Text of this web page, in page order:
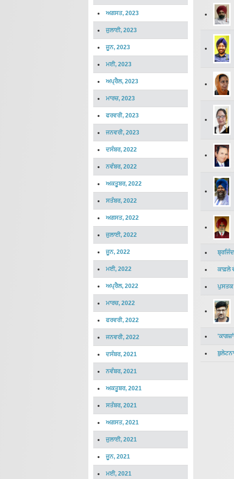
ਅਗਸਤ, 2023
ਜੁਲਾਈ, 2023
ਜੂਨ, 2023
ਮਈ, 2023
ਅਪ੍ਰੈਲ, 2023
ਮਾਰਚ, 2023
ਫਰਵਰੀ, 2023
ਜਨਵਰੀ, 2023
ਦਸੰਬਰ, 2022
ਨਵੰਬਰ, 2022
ਅਕਤੂਬਰ, 2022
ਸਤੰਬਰ, 2022
ਅਗਸਤ, 2022
ਜੁਲਾਈ, 2022
ਜੂਨ, 2022
ਮਈ, 2022
ਅਪ੍ਰੈਲ, 2022
ਮਾਰਚ, 2022
ਫਰਵਰੀ, 2022
ਜਨਵਰੀ, 2022
ਦਸੰਬਰ, 2021
ਨਵੰਬਰ, 2021
ਅਕਤੂਬਰ, 2021
ਸਤੰਬਰ, 2021
ਅਗਸਤ, 2021
ਜੁਲਾਈ, 2021
ਜੂਨ, 2021
ਮਈ, 2021
ਕਾਫ਼ਲੇ
ਪੁਸਤਕ